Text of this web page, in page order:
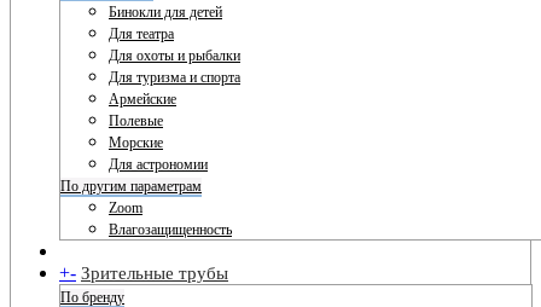
Бинокли для детей
Для театра
Для охоты и рыбалки
Для туризма и спорта
Армейские
Полевые
Морские
Для астрономии
По другим параметрам
Zoom
Влагозащищенность
+- Зрительные трубы
По бренду